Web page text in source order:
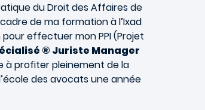
du Droit des Affaires de
de ma formation à l’Ixad
effectuer mon PPI (Projet
® Juriste Manager
à profiter pleinement de la
des avocats une année